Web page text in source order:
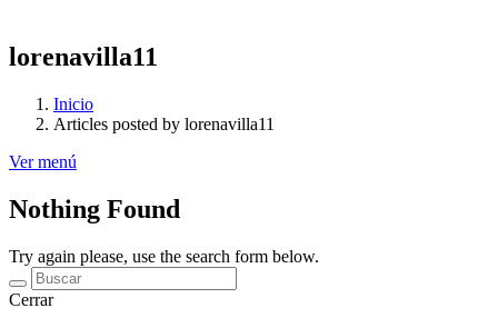
lorenavilla11
Inicio
Articles posted by lorenavilla11
Ver menú
Nothing Found
Try again please, use the search form below.
Cerrar